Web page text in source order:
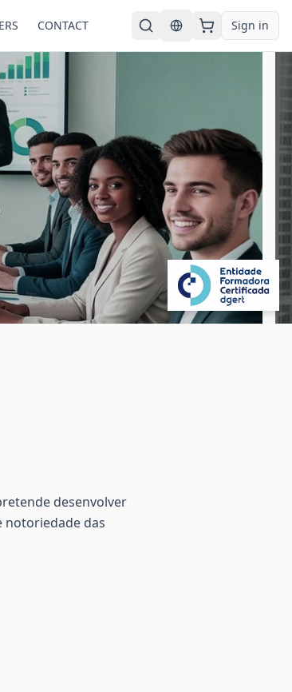
CONTACT English Sign in
desenvolver
notoriedade das